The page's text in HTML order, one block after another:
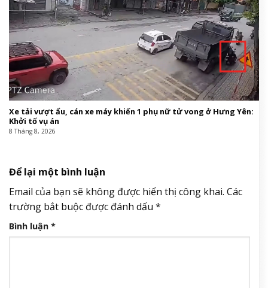
Xe tải vượt ẩu, cán xe máy khiến 1 phụ nữ tử vong ở Hưng Yên:
Khởi tố vụ án
8 Tháng 8, 2026
Để lại một bình luận
Email của bạn sẽ không được hiển thị công khai. Các
trường bắt buộc được đánh dấu *
Bình luận *